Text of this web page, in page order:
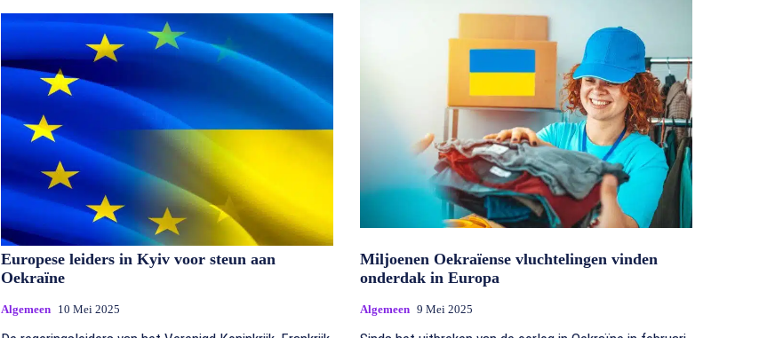
Europese leiders in Kyiv voor steun aan
Oekraïne
Algemeen 10 Mei 2025
Miljoenen Oekraïense vluchtelingen vinden
onderdak in Europa
Algemeen 9 Mei 2025